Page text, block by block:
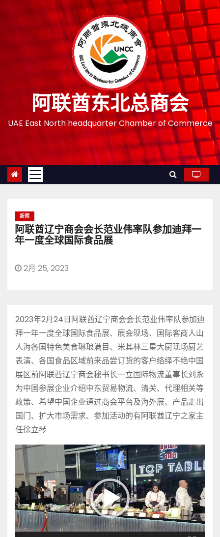
阿联酋东北总商会
UAE East North headquarter Chamber of Commerce
新闻
阿联酋辽宁商会会长范业伟率队参加迪拜一
年一度全球国际食品展
2月 25, 2023
2023年2月24日阿联酋辽宁商会会长范业伟率队参加迪
拜一年一度全球国际食品展、展会现场、国际客商人山
人海各国特色美食琳琅满目、米其林三星大厨现场厨艺
表演、各国食品区域前来品尝订货的客户络绎不绝中国
展区前阿联酋辽宁商会秘书长一立国际物流董事长刘永
为中国参展企业介绍中东贸易物流、清关、代理相关等
政策、希望中国企业通过商会平台及海外展、产品走出
国门、扩大市场需求、参加活动的有阿联酋辽宁之家主
任徐立琴
视
播
放
器